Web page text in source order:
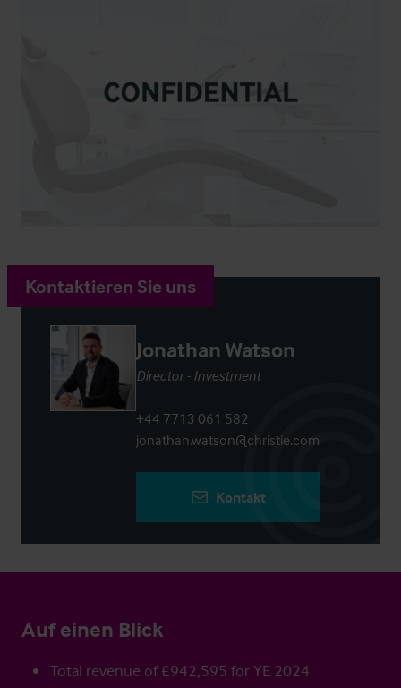
Kontaktieren Sie uns
Jonathan Watson
Director - Investment
+44 7713 061 582
jonathan.watson@christie.com
Kontakt
Auf einen Blick
Total revenue of £942,595 for YE 2024